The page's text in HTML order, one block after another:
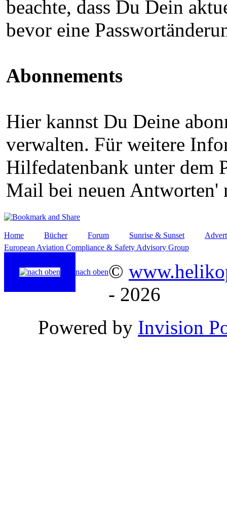
beachte, dass Du Dein
bevor eine
Abonnements
Hier kannst Du Deine
verwalten. Für weitere
Hilfedatenbank unter dem
Mail bei neuen Antworten'
Home Bücher Forum Sunrise & Sunset
European Aviation Compliance & Safety Advisory Group
nach oben©
- 2026
Powered by Invision